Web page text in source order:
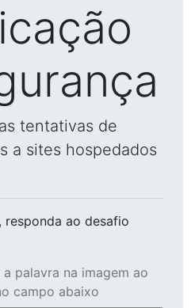
tentativas de
a sites hospedados
, responda ao desafio
palavra na imagem ao
campo abaixo